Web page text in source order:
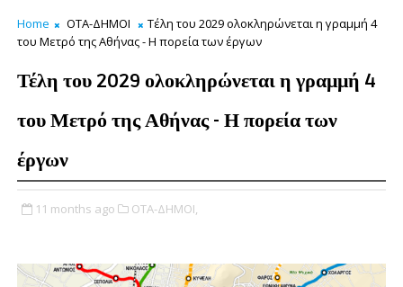
Home ΟΤΑ-ΔΗΜΟΙ
Τέλη του 2029 ολοκληρώνεται η γραμμή 4
του Μετρό της Αθήνας - Η πορεία των έργων
Τέλη του 2029 ολοκληρώνεται η γραμμή 4
του Μετρό της Αθήνας - Η πορεία των
έργων
11 months ago ΟΤΑ-ΔΗΜΟΙ,